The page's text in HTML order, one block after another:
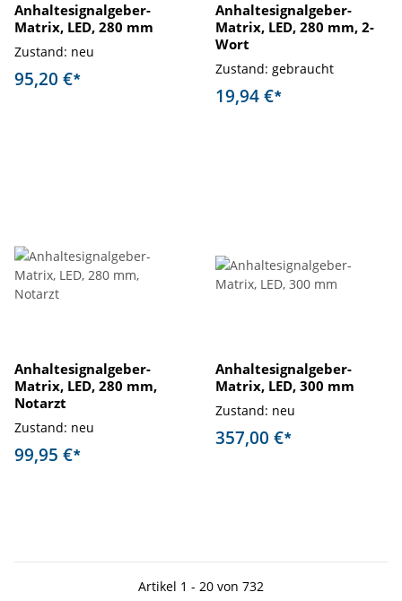
Anhaltesignalgeber-
Matrix, LED, 280 mm
Zustand: neu
95,20 €*
Anhaltesignalgeber-
Matrix, LED, 280 mm, 2-
Wort
Zustand: gebraucht
19,94 €*
Anhaltesignalgeber-
Matrix, LED, 280 mm,
Notarzt
Zustand: neu
99,95 €*
Anhaltesignalgeber-
Matrix, LED, 300 mm
Zustand: neu
357,00 €*
Artikel 1 - 20 von 732